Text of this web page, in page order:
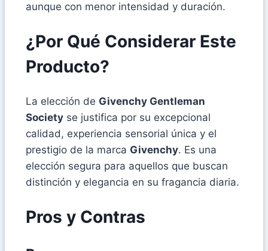
aunque con menor intensidad y duración.
¿Por Qué Considerar Este
Producto?
La elección de Givenchy Gentleman
Society se justifica por su excepcional
calidad, experiencia sensorial única y el
prestigio de la marca Givenchy. Es una
elección segura para aquellos que buscan
distinción y elegancia en su fragancia diaria.
Pros y Contras